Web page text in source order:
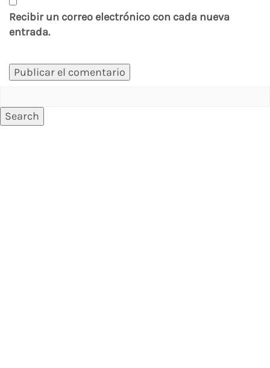
Recibir un correo electrónico con cada nueva
entrada.
Search